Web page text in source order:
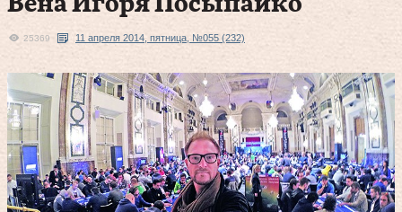
25369 11 апреля 2014, пятница, №055 (232)